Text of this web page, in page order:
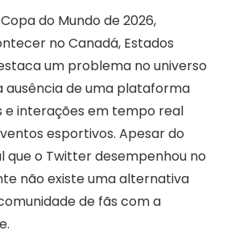
do Mundo de 2026,
no Canadá, Estados
um problema no universo
ausência de uma plataforma
e interações em tempo real
esportivos. Apesar do
que o Twitter desempenhou no
não existe uma alternativa
de fãs com a